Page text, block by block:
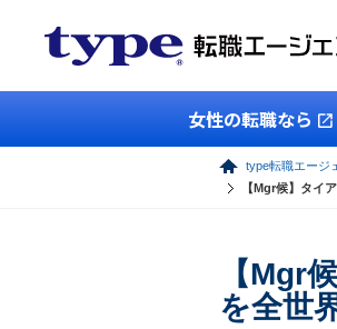
女性の転職なら
type転職エージ
【Mgr候】タイ
【Mgr
を全世